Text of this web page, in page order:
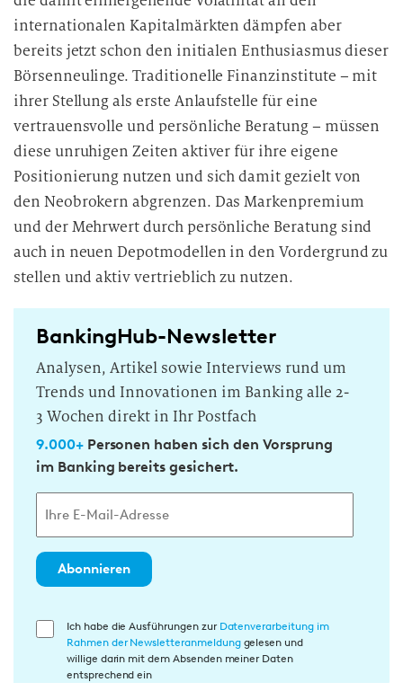
internationalen Kapitalmärkten dämpfen aber
bereits jetzt schon den initialen Enthusiasmus dieser
Börsenneulinge. Traditionelle Finanzinstitute – mit
ihrer Stellung als erste Anlaufstelle für eine
vertrauensvolle und persönliche Beratung – müssen
diese unruhigen Zeiten aktiver für ihre eigene
Positionierung nutzen und sich damit gezielt von
den Neobrokern abgrenzen. Das Markenpremium
und der Mehrwert durch persönliche Beratung sind
auch in neuen Depotmodellen in den Vordergrund zu
stellen und aktiv vertrieblich zu nutzen.
BankingHub-Newsletter
Analysen, Artikel sowie Interviews rund um
Trends und Innovationen im Banking alle 2-
3 Wochen direkt in Ihr Postfach
9.000+Personen haben sich den Vorsprung
im Banking bereits gesichert.
Abonnieren
E
Ich habe die Ausführungen zur Datenverarbeitung im
Rahmen der Newsletteranmeldunggelesen und
willige darin mit dem Absenden meiner Daten
entsprechend ein